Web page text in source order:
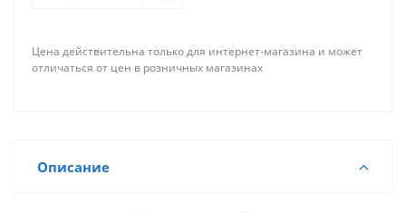
Цена действительна только для интернет-магазина и может
отличаться от цен в розничных магазинах
Описание